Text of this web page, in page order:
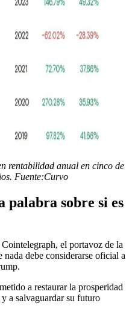
rentabilidad anual en cinco de
Fuente:Curvo
sobre si es
el portavoz de la
debe considerarse oficial a
a restaurar la prosperidad
a salvaguardar su futuro